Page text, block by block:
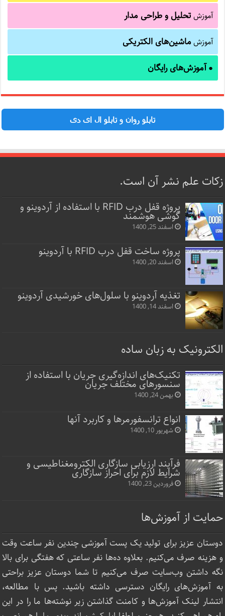
آموزشتحلیل و طراحی مدار
آموزشماشین‌های الکتریکی
● آموزش‌های رایگان
تابلو روان و تابلو ال ای دی
زکات علم نشر آن است.
پروژه قفل‌ درب RFID با استفاده از آردوینو و
گوشی هوشمند
اسفند 25, 1400
پروژه ساخت قفل‌ درب RFID با آردوینو
اسفند 20, 1400
تغذیه آردوینو با سلول‌های خورشیدی آردوینو
اسفند 14, 1400
الکترونیک به زبان ساده
تکنیک‌های اندازه‌گیری جریان با استفاده از
سنسورهای مختلف جریان
بهمن 24, 1400
انواع ترانسفورمرها و کاربرد آنها
شهریور 10, 1400
فرآیند ارزیابی سازگاری الکترومغناطیسی و
شرایط لازم برای احراز سازگاری
فروردین 23, 1400
حمایت از آموزش‌ها
دوستان عزیز برای تولید یک پست آموزشی چندین نفر ساعت‌ وقت
و هزینه صرف می‌کنیم. بعلاوه ده‌ها نفر ساعتی که هفتگی برای بالا
نگه داشتن وب‌سایت صرف ‌می‌کنیم تا شما دوستان عزیز براحتی
به آموزش‌های رایگان دسترسی داشته باشید. پس با مطالعه،
انتشار لینک‌ آموزش‌ها و کامنت گذاشتن زیر نوشته‌‌ها ما را در این